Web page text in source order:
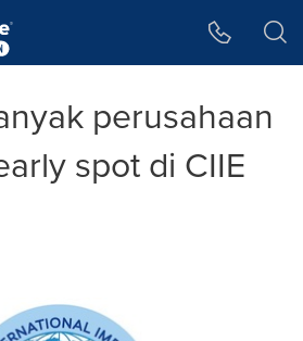
perusahaan
spot di CIIE